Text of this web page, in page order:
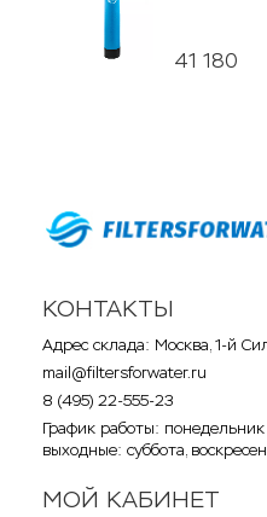
41 180
КОНТАКТЫ
Адрес склада: Москва, 1-й
mail@filtersforwater.ru
8 (495) 22-555-23
График работы:
выходные: суббота,
МОЙ КАБИНЕТ